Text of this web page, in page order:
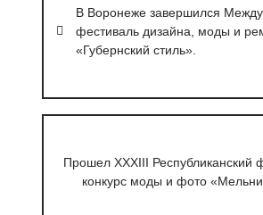
записям
В Воронеже завершился
фестиваль дизайна, моды и
«Губернский стиль».
Прошел XXXIII Республиканский
конкурс моды и фото